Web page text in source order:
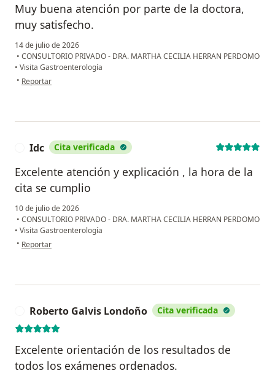
Muy buena atención por parte de la doctora,
muy satisfecho.
14 de julio de 2026
• CONSULTORIO PRIVADO - DRA. MARTHA CECILIA HERRAN PERDOMO
• Visita Gastroenterología
• en opinión del usuario Jerónimo
Reportar
Idc Cita verificada
Excelente atención y explicación , la hora de la
cita se cumplio
10 de julio de 2026
• CONSULTORIO PRIVADO - DRA. MARTHA CECILIA HERRAN PERDOMO
• Visita Gastroenterología
• en opinión del usuario Idc
Reportar
Roberto Galvis Londoño Cita verificada
Excelente orientación de los resultados de
todos los exámenes ordenados.